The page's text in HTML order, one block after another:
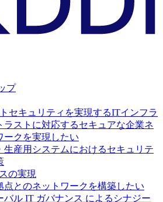
プ
セキュリティを実現するITインフラ
ラストに対応するセキュアな企業ネ
ークを実現したい
生産用システムにおけるセキュリテ
の実現
点とのネットワークを構築したい
バル IT ガバナンス によるシナジー